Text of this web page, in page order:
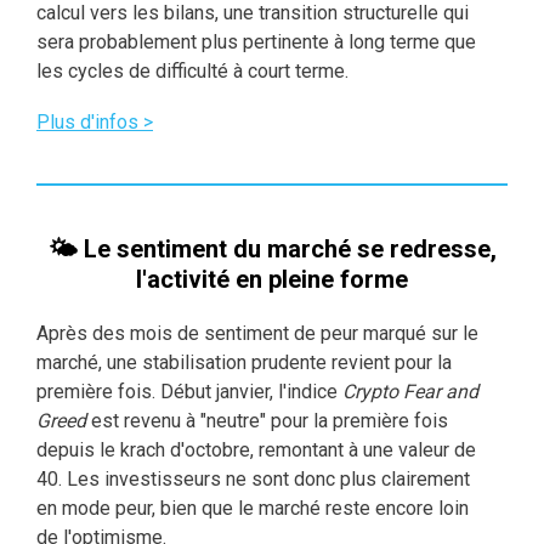
calcul vers les bilans, une transition structurelle qui
sera probablement plus pertinente à long terme que
les cycles de difficulté à court terme.
Plus d'infos >
🌤 Le sentiment du marché se redresse,
l'activité en pleine forme
Après des mois de sentiment de peur marqué sur le
marché, une stabilisation prudente revient pour la
première fois. Début janvier, l'indice Crypto Fear and
Greedest revenu à "neutre" pour la première fois
depuis le krach d'octobre, remontant à une valeur de
40. Les investisseurs ne sont donc plus clairement
en mode peur, bien que le marché reste encore loin
de l'optimisme.